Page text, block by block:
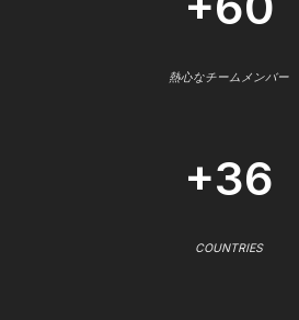
熱心なチームメンバー
+36
COUNTRIES